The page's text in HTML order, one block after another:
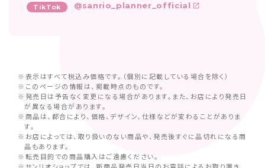
TikTok @sanrio_planner_official
※表示はすべて税込み価格です。（個別に記載している場合を除く）
※このページの情報は、掲載時点のものです。
※発売日は予告なく変更になる場合があります。また、お店により発売日
が異なる場合があります。
※商品は、都合により、価格、デザイン、仕様などが変わることがありま
す。
※お店によっては、取り扱いのない商品や、発売後すぐに品切れになる商
品もあります。
※転売目的での商品購入はご遠慮ください。